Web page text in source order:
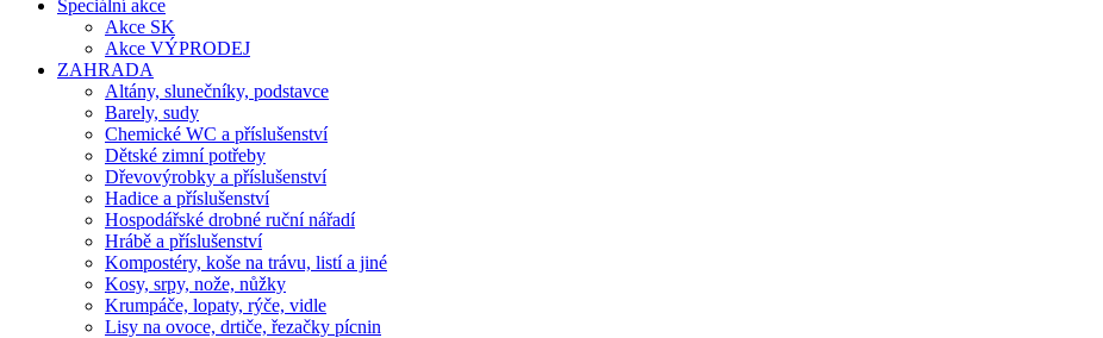
Speciální akce
Akce SK
Akce VÝPRODEJ
ZAHRADA
Altány, slunečníky, podstavce
Barely, sudy
Chemické WC a příslušenství
Dětské zimní potřeby
Dřevovýrobky a příslušenství
Hadice a příslušenství
Hospodářské drobné ruční nářadí
Hrábě a příslušenství
Kompostéry, koše na trávu, listí a jiné
Kosy, srpy, nože, nůžky
Krumpáče, lopaty, rýče, vidle
Lisy na ovoce, drtiče, řezačky pícnin